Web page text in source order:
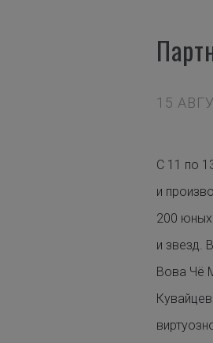
15
С 11 по
и
200 юных
и звезд.
Вова Чё